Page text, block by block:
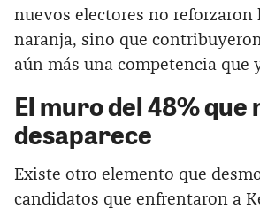
nuevos electores no reforzaron
naranja, sino que
aún más una competencia que
El muro del 48% que
desaparece
Existe otro elemento que
candidatos que enfrentaron a